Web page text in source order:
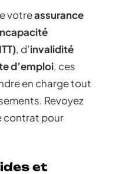
votreassurance
, d’invalidité
d’emploi, ces
en charge tout
Revoyez
contrat pour
et